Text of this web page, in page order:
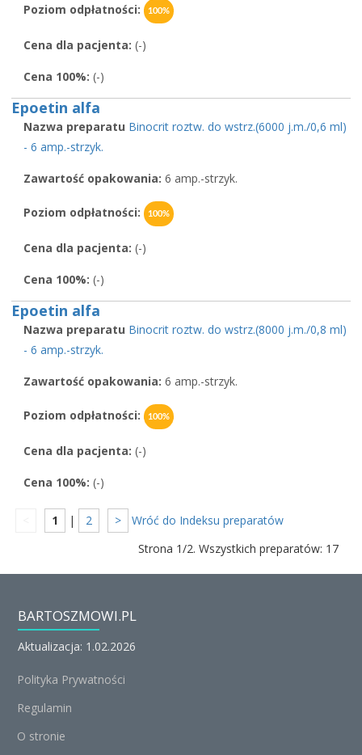
Poziom odpłatności: 100%
Cena dla pacjenta: (-)
Cena 100%: (-)
Epoetin alfa
Nazwa preparatu Binocrit roztw. do wstrz.(6000 j.m./0,6 ml)
- 6 amp.-strzyk.
Zawartość opakowania: 6 amp.-strzyk.
Poziom odpłatności: 100%
Cena dla pacjenta: (-)
Cena 100%: (-)
Epoetin alfa
Nazwa preparatu Binocrit roztw. do wstrz.(8000 j.m./0,8 ml)
- 6 amp.-strzyk.
Zawartość opakowania: 6 amp.-strzyk.
Poziom odpłatności: 100%
Cena dla pacjenta: (-)
Cena 100%: (-)
1 | 2 >
Wróć do Indeksu preparatów
Strona 1/2. Wszystkich preparatów: 17
BARTOSZMOWI.PL
Aktualizacja: 1.02.2026
Polityka Prywatności
Regulamin
O stronie